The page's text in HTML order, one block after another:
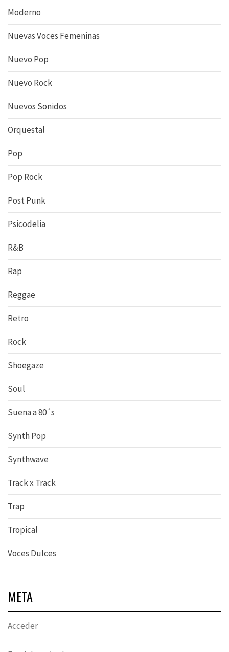
Moderno
Nuevas Voces Femeninas
Nuevo Pop
Nuevo Rock
Nuevos Sonidos
Orquestal
Pop
Pop Rock
Post Punk
Psicodelia
R&B
Rap
Reggae
Retro
Rock
Shoegaze
Soul
Suena a 80´s
Synth Pop
Synthwave
Track x Track
Trap
Tropical
Voces Dulces
META
Acceder